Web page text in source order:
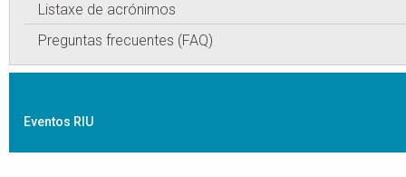
Listaxe de acrónimos
Preguntas frecuentes (FAQ)
Eventos RIU